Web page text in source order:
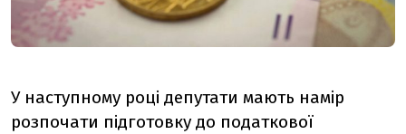
У наступному році депутати мають намір
розпочати підготовку до податкової